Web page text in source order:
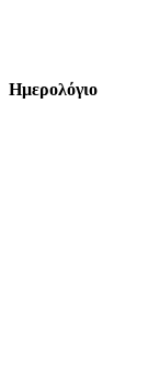
Ημερολόγιο